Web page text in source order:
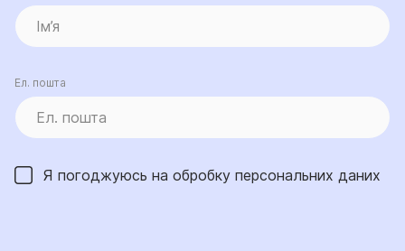
Ел. пошта
Я погоджуюсь на обробку персональних даних